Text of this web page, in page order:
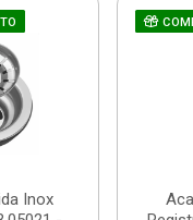
Inox